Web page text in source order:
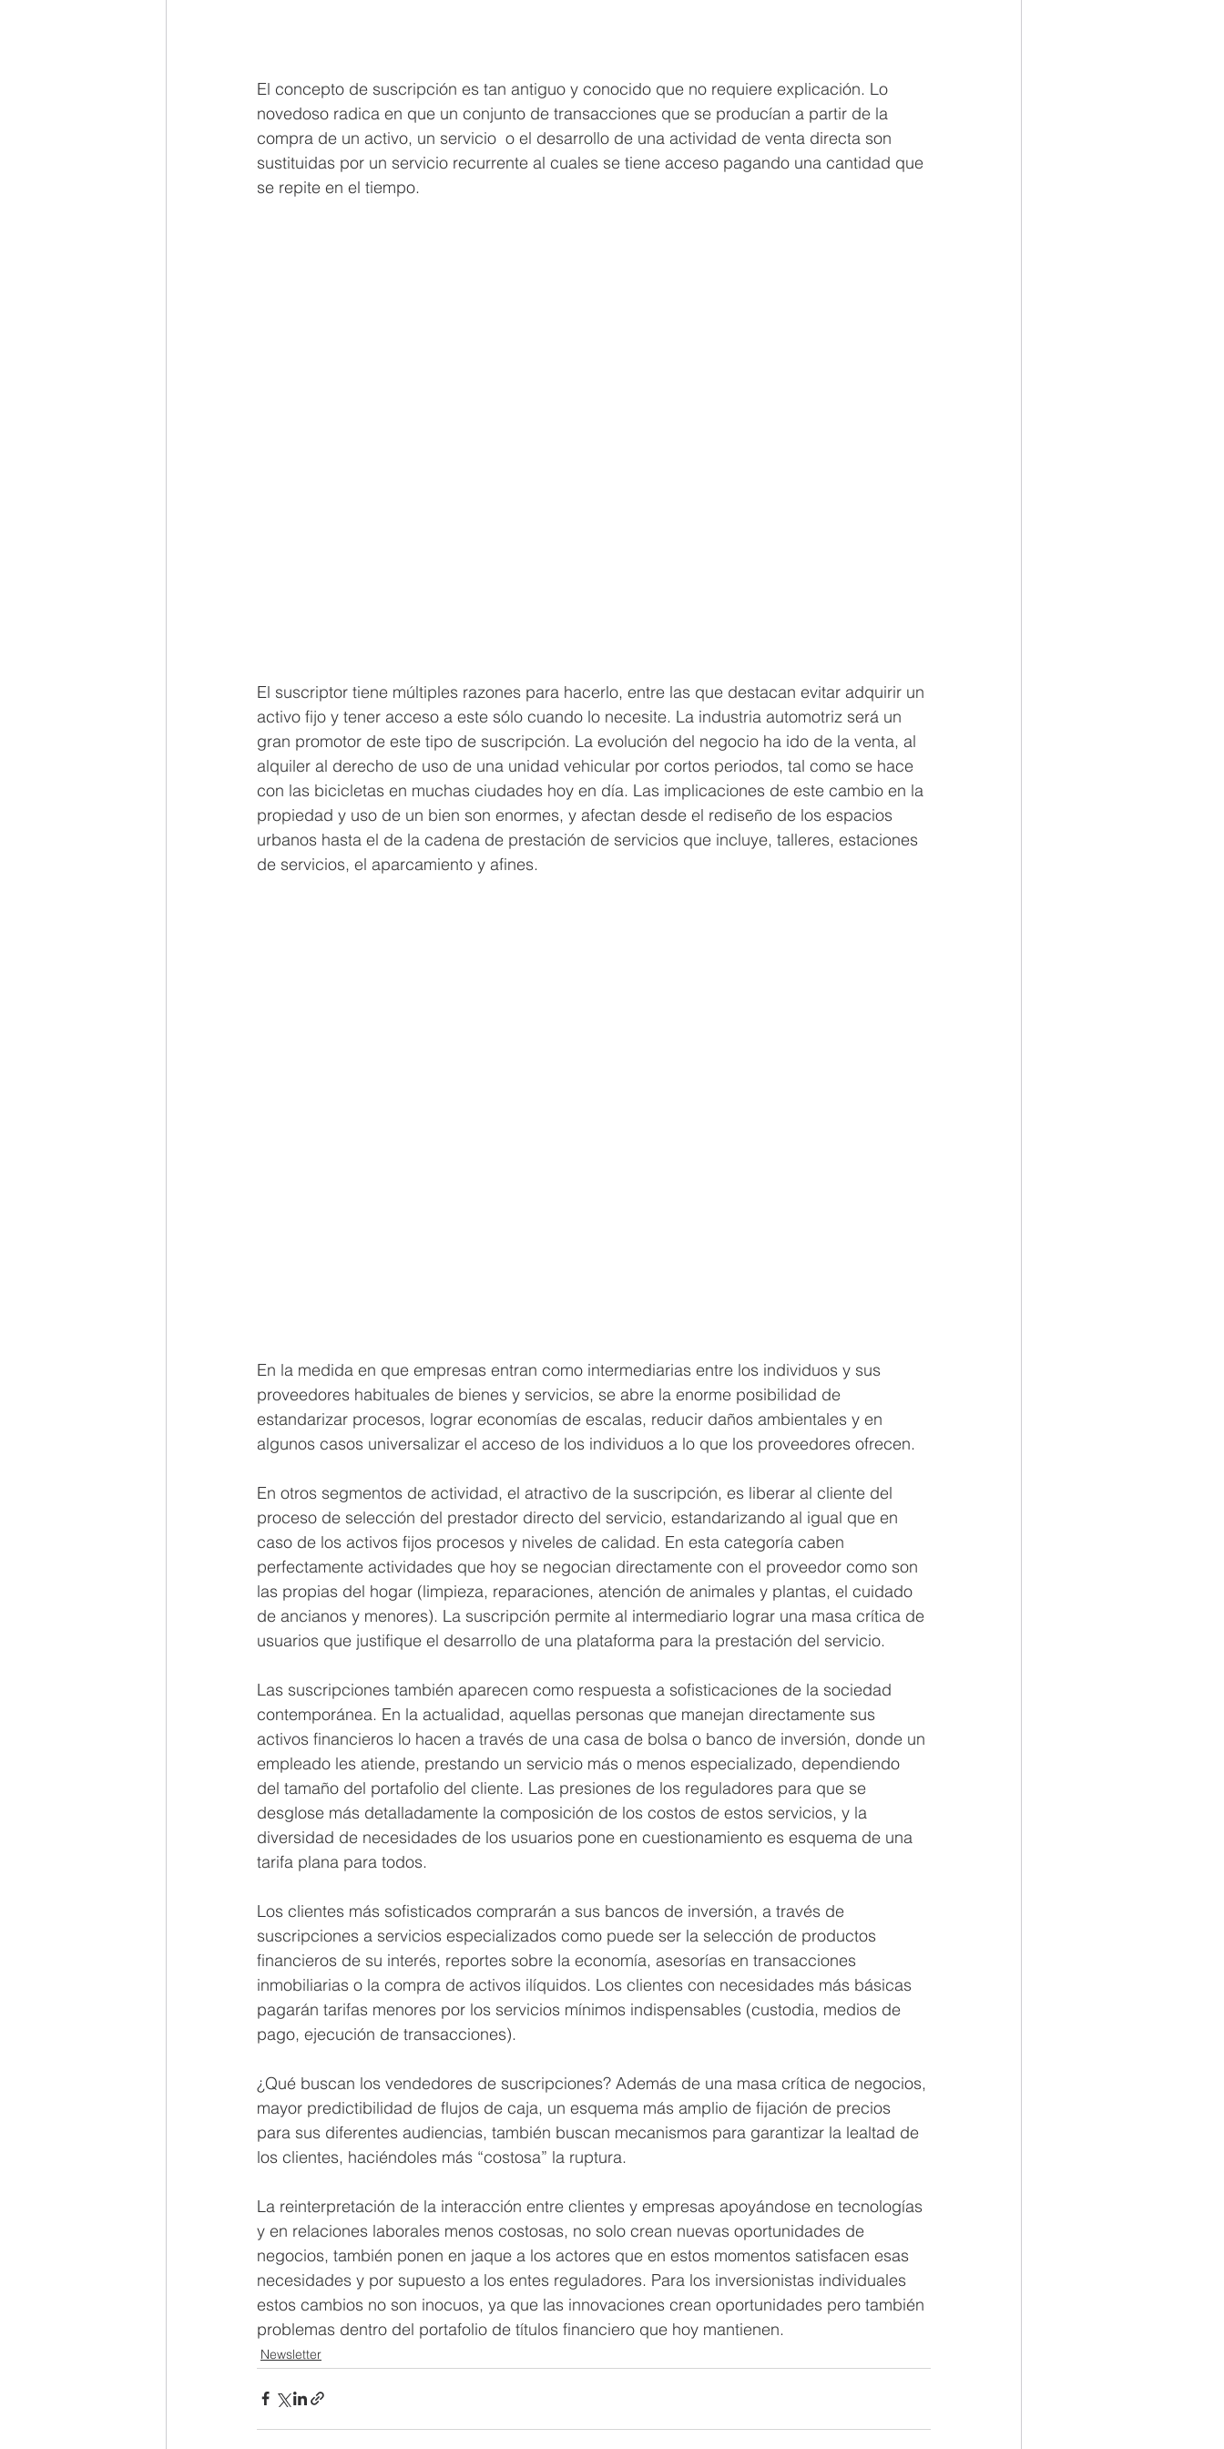
El concepto de suscripción es tan antiguo y conocido que no requiere explicación. Lo
novedoso radica en que un conjunto de transacciones que se producían a partir de la
compra de un activo, un servicio  o el desarrollo de una actividad de venta directa son
sustituidas por un servicio recurrente al cuales se tiene acceso pagando una cantidad que
se repite en el tiempo.
El suscriptor tiene múltiples razones para hacerlo, entre las que destacan evitar adquirir un
activo fijo y tener acceso a este sólo cuando lo necesite. La industria automotriz será un
gran promotor de este tipo de suscripción. La evolución del negocio ha ido de la venta, al
alquiler al derecho de uso de una unidad vehicular por cortos periodos, tal como se hace
con las bicicletas en muchas ciudades hoy en día. Las implicaciones de este cambio en la
propiedad y uso de un bien son enormes, y afectan desde el rediseño de los espacios
urbanos hasta el de la cadena de prestación de servicios que incluye, talleres, estaciones
de servicios, el aparcamiento y afines.
En la medida en que empresas entran como intermediarias entre los individuos y sus
proveedores habituales de bienes y servicios, se abre la enorme posibilidad de
estandarizar procesos, lograr economías de escalas, reducir daños ambientales y en
algunos casos universalizar el acceso de los individuos a lo que los proveedores ofrecen.
En otros segmentos de actividad, el atractivo de la suscripción, es liberar al cliente del
proceso de selección del prestador directo del servicio, estandarizando al igual que en
caso de los activos fijos procesos y niveles de calidad. En esta categoría caben
perfectamente actividades que hoy se negocian directamente con el proveedor como son
las propias del hogar (limpieza, reparaciones, atención de animales y plantas, el cuidado
de ancianos y menores). La suscripción permite al intermediario lograr una masa crítica de
usuarios que justifique el desarrollo de una plataforma para la prestación del servicio.
Las suscripciones también aparecen como respuesta a sofisticaciones de la sociedad
contemporánea. En la actualidad, aquellas personas que manejan directamente sus
activos financieros lo hacen a través de una casa de bolsa o banco de inversión, donde un
empleado les atiende, prestando un servicio más o menos especializado, dependiendo
del tamaño del portafolio del cliente. Las presiones de los reguladores para que se
desglose más detalladamente la composición de los costos de estos servicios, y la
diversidad de necesidades de los usuarios pone en cuestionamiento es esquema de una
tarifa plana para todos.
Los clientes más sofisticados comprarán a sus bancos de inversión, a través de
suscripciones a servicios especializados como puede ser la selección de productos
financieros de su interés, reportes sobre la economía, asesorías en transacciones
inmobiliarias o la compra de activos ilíquidos. Los clientes con necesidades más básicas
pagarán tarifas menores por los servicios mínimos indispensables (custodia, medios de
pago, ejecución de transacciones).
¿Qué buscan los vendedores de suscripciones? Además de una masa crítica de negocios,
mayor predictibilidad de flujos de caja, un esquema más amplio de fijación de precios
para sus diferentes audiencias, también buscan mecanismos para garantizar la lealtad de
los clientes, haciéndoles más “costosa” la ruptura.
La reinterpretación de la interacción entre clientes y empresas apoyándose en tecnologías
y en relaciones laborales menos costosas, no solo crean nuevas oportunidades de
negocios, también ponen en jaque a los actores que en estos momentos satisfacen esas
necesidades y por supuesto a los entes reguladores. Para los inversionistas individuales
estos cambios no son inocuos, ya que las innovaciones crean oportunidades pero también
problemas dentro del portafolio de títulos financiero que hoy mantienen.
Newsletter